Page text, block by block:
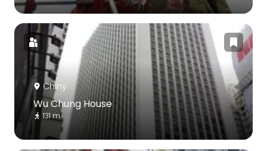
Chiny
Wu Chung House
131 m